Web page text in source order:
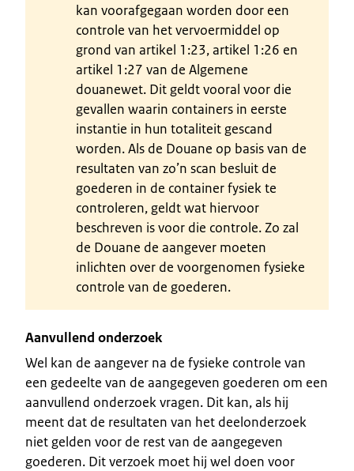
kan voorafgegaan worden door een
controle van het vervoermiddel op
grond van artikel 1:23, artikel 1:26 en
artikel 1:27 van de Algemene
douanewet. Dit geldt vooral voor die
gevallen waarin containers in eerste
instantie in hun totaliteit gescand
worden. Als de Douane op basis van de
resultaten van zo’n scan besluit de
goederen in de container fysiek te
controleren, geldt wat hiervoor
beschreven is voor die controle. Zo zal
de Douane de aangever moeten
inlichten over de voorgenomen fysieke
controle van de goederen.
Aanvullend onderzoek
Wel kan de aangever na de fysieke controle van
een gedeelte van de aangegeven goederen om een
aanvullend onderzoek vragen. Dit kan, als hij
meent dat de resultaten van het deelonderzoek
niet gelden voor de rest van de aangegeven
goederen. Dit verzoek moet hij wel doen voor